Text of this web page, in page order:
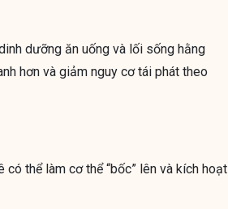
dưỡng ăn uống và lối sống hằng
hơn và giảm nguy cơ tái phát theo
có thể làm cơ thể “bốc” lên và kích hoạt